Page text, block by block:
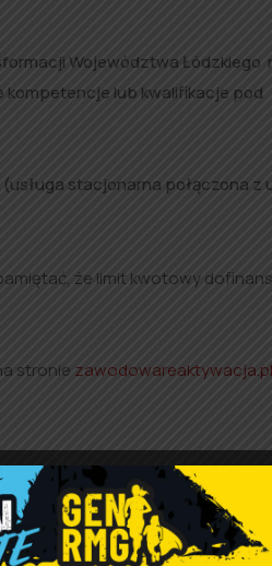
Województwa Łódzkiego
lub kwalifikacje pod
stacjonarna połączona z
że limit kwotowy
stronie zawodowareaktywacja.pl
nabór na bony